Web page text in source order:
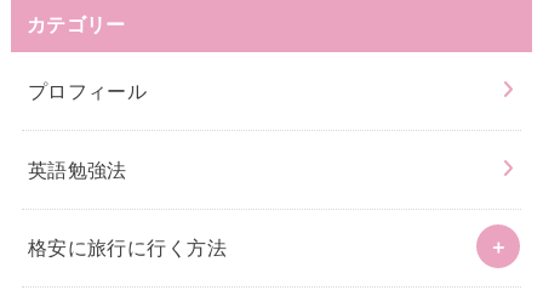
カテゴリー
プロフィール
英語勉強法
格安に旅行に行く方法